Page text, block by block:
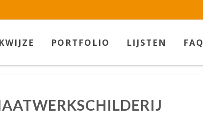
PORTFOLIO LIJSTEN FAQ
bij is 9.5/10